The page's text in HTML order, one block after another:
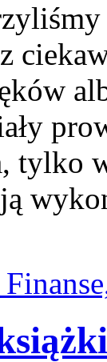
tylko